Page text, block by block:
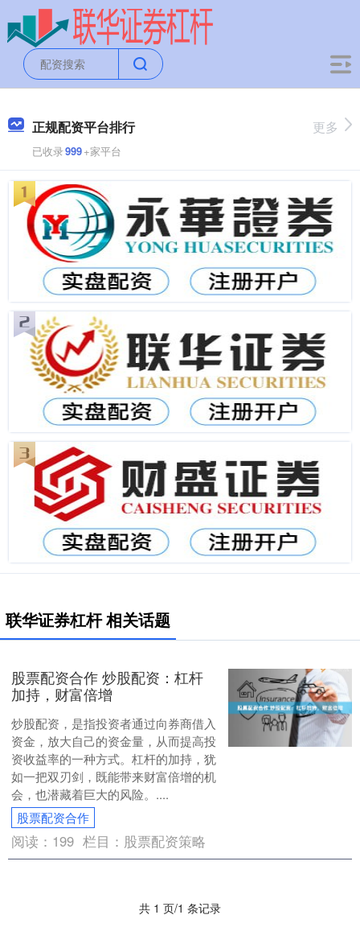
正规配资平台排行
已收录999+家平台
更多
联华证券杠杆 相关话题
股票配资合作 炒股配资：杠杆
加持，财富倍增
炒股配资，是指投资者通过向券商借入
资金，放大自己的资金量，从而提高投
资收益率的一种方式。杠杆的加持，犹
如一把双刃剑，既能带来财富倍增的机
会，也潜藏着巨大的风险。....
股票配资合作
阅读： 199 栏目： 股票配资策略
共 1 页/1 条记录